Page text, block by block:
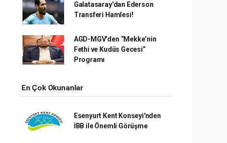
Galatasaray'dan Ederson
Transferi Hamlesi!
AGD-MGV’den “Mekke’nin
Fethi ve Kudüs Gecesi”
Programı
En Çok Okunanlar
Esenyurt Kent Konseyi'nden
İBB ile Önemli Görüşme